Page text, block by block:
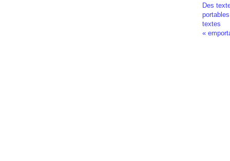
Des
textes
«